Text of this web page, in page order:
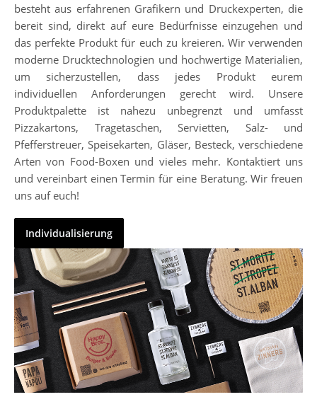
besteht aus erfahrenen Grafikern und Druckexperten, die
bereit sind, direkt auf eure Bedürfnisse einzugehen und
das perfekte Produkt für euch zu kreieren. Wir verwenden
moderne Drucktechnologien und hochwertige Materialien,
um sicherzustellen, dass jedes Produkt eurem
individuellen Anforderungen gerecht wird. Unsere
Produktpalette ist nahezu unbegrenzt und umfasst
Pizzakartons, Tragetaschen, Servietten, Salz- und
Pfefferstreuer, Speisekarten, Gläser, Besteck, verschiedene
Arten von Food-Boxen und vieles mehr. Kontaktiert uns
und vereinbart einen Termin für eine Beratung. Wir freuen
uns auf euch!
Individualisierung